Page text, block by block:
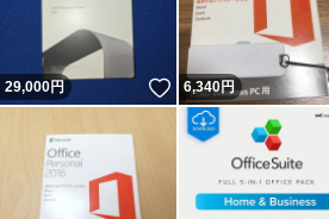
29,000円 いいね！
6,340円